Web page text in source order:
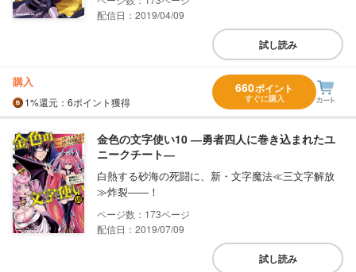
配信日：2019/04/09
試し読み
購入
1%還元 ：6ポイント獲得
660ポイント
すぐに購入
金色の文字使い10 ―勇者四人に巻き込まれたユ
ニークチート―
白熱する砂海の死闘に、新・文字魔法≪三文字解放
≫炸裂――！
173
配信日：2019/07/09
試し読み